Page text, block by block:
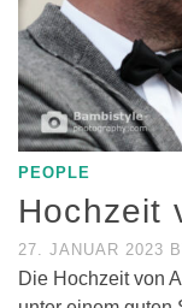
PEOPLE
Hochzeit
27. JANUAR 2023
Die Hochzeit von